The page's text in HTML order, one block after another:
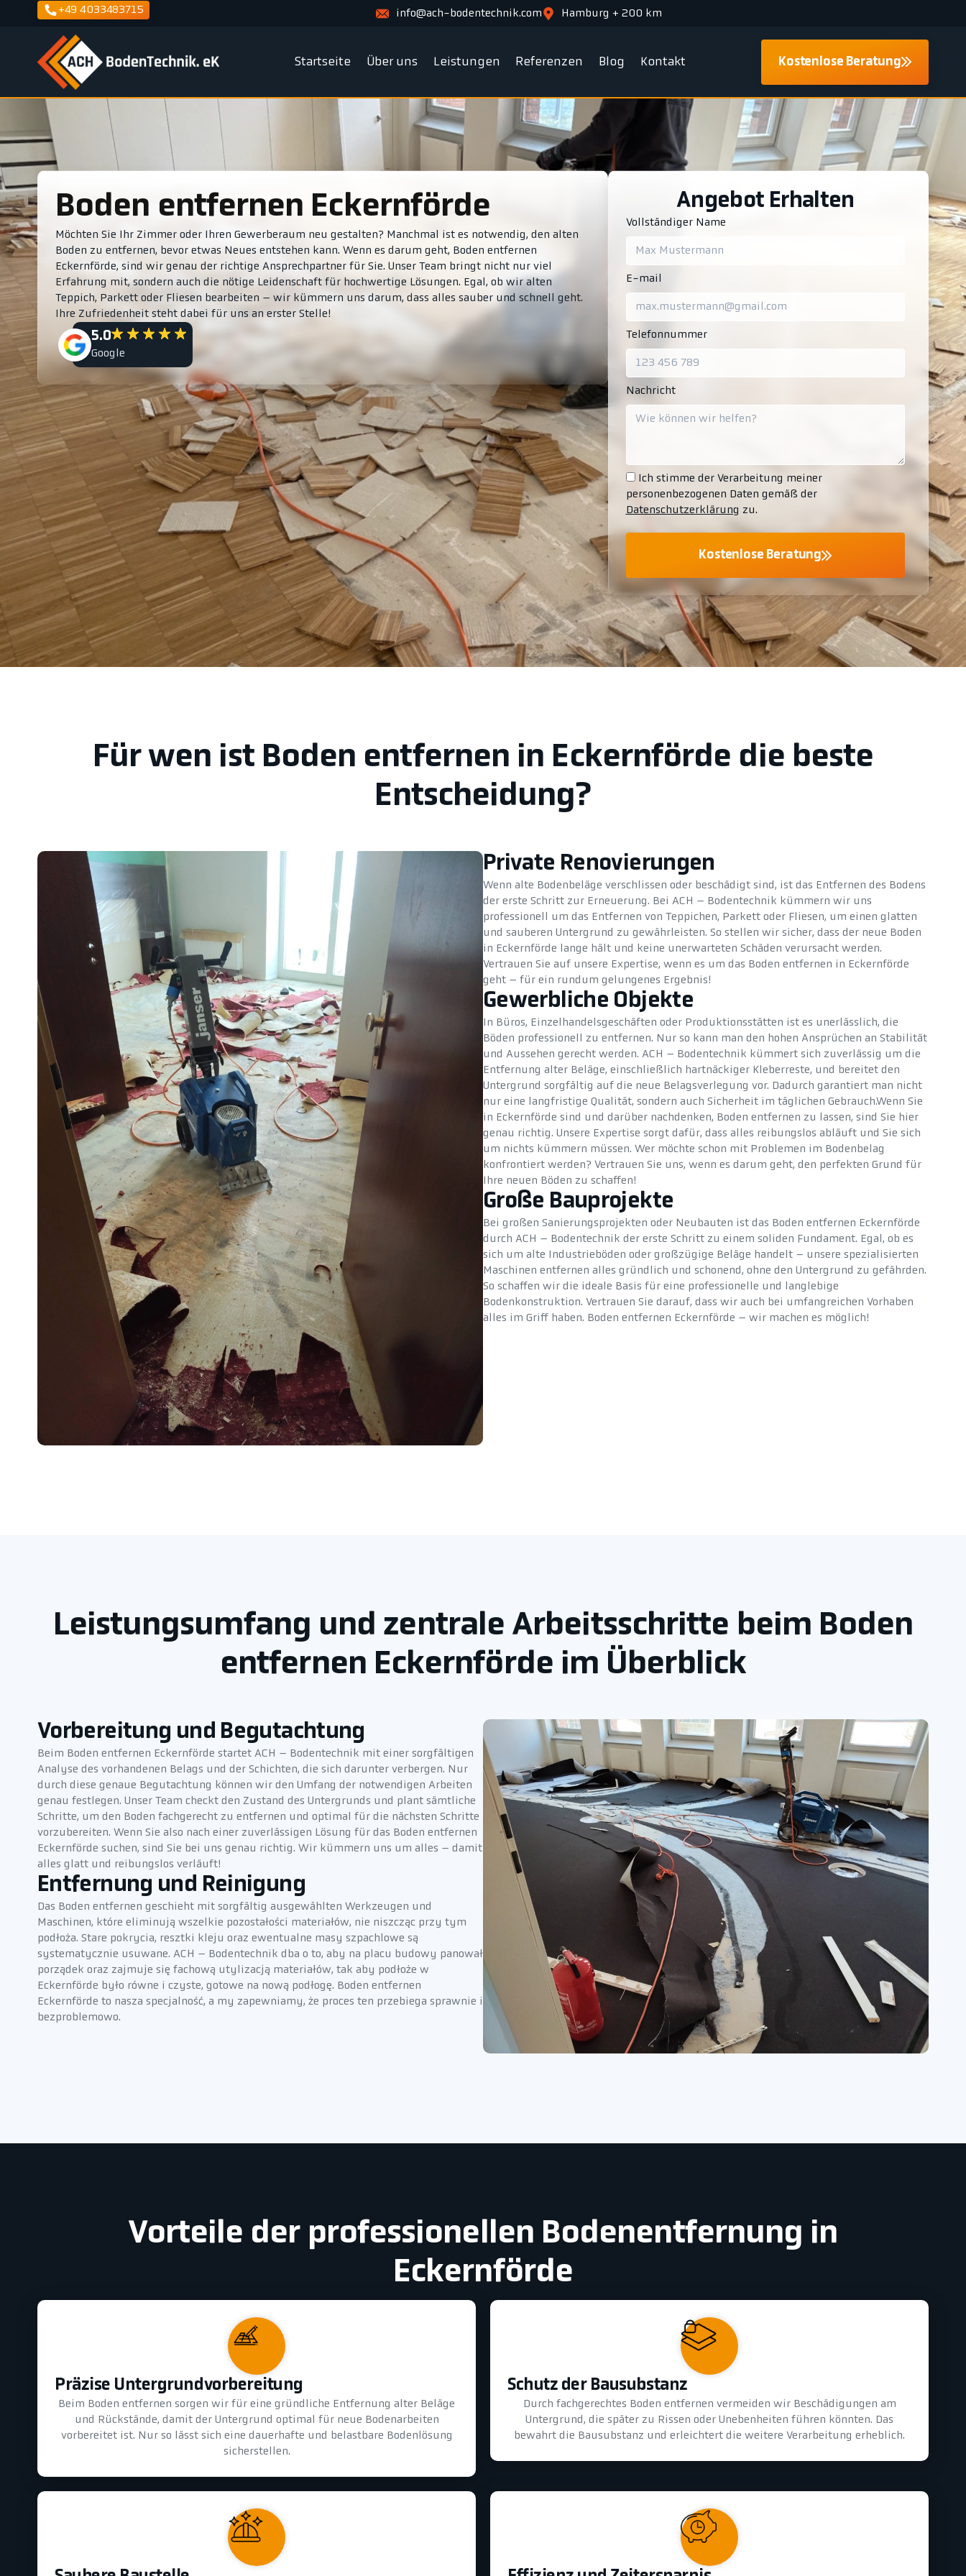
+49 4033483715 info@ach-bodentechnik.com Hamburg + 200 km
Startseite Über uns Leistungen Referenzen Blog Kontakt Kostenlose Beratung
Boden entfernen Eckernförde
Möchten Sie Ihr Zimmer oder Ihren Gewerberaum neu gestalten? Manchmal ist es notwendig, den alten
Boden zu entfernen, bevor etwas Neues entstehen kann. Wenn es darum geht, Boden entfernen
Eckernförde, sind wir genau der richtige Ansprechpartner für Sie. Unser Team bringt nicht nur viel
Erfahrung mit, sondern auch die nötige Leidenschaft für hochwertige Lösungen. Egal, ob wir alten
Teppich, Parkett oder Fliesen bearbeiten – wir kümmern uns darum, dass alles sauber und schnell geht.
Ihre Zufriedenheit steht dabei für uns an erster Stelle!
5.0
Google
Angebot Erhalten
Vollständiger Name
E-mail
Telefonnummer
Nachricht
Ich stimme der Verarbeitung meiner
personenbezogenen Daten gemäß der
Datenschutzerklärung zu.
Kostenlose Beratung
Für wen ist Boden entfernen in Eckernförde die beste
Entscheidung?
Private Renovierungen
Wenn alte Bodenbeläge verschlissen oder beschädigt sind, ist das Entfernen des Bodens
der erste Schritt zur Erneuerung. Bei ACH – Bodentechnik kümmern wir uns
professionell um das Entfernen von Teppichen, Parkett oder Fliesen, um einen glatten
und sauberen Untergrund zu gewährleisten. So stellen wir sicher, dass der neue Boden
in Eckernförde lange hält und keine unerwarteten Schäden verursacht werden.
Vertrauen Sie auf unsere Expertise, wenn es um das Boden entfernen in Eckernförde
geht – für ein rundum gelungenes Ergebnis!
Gewerbliche Objekte
In Büros, Einzelhandelsgeschäften oder Produktionsstätten ist es unerlässlich, die
Böden professionell zu entfernen. Nur so kann man den hohen Ansprüchen an Stabilität
und Aussehen gerecht werden. ACH – Bodentechnik kümmert sich zuverlässig um die
Entfernung alter Beläge, einschließlich hartnäckiger Kleberreste, und bereitet den
Untergrund sorgfältig auf die neue Belagsverlegung vor. Dadurch garantiert man nicht
nur eine langfristige Qualität, sondern auch Sicherheit im täglichen Gebrauch.Wenn Sie
in Eckernförde sind und darüber nachdenken, Boden entfernen zu lassen, sind Sie hier
genau richtig. Unsere Expertise sorgt dafür, dass alles reibungslos abläuft und Sie sich
um nichts kümmern müssen. Wer möchte schon mit Problemen im Bodenbelag
konfrontiert werden? Vertrauen Sie uns, wenn es darum geht, den perfekten Grund für
Ihre neuen Böden zu schaffen!
Große Bauprojekte
Bei großen Sanierungsprojekten oder Neubauten ist das Boden entfernen Eckernförde
durch ACH – Bodentechnik der erste Schritt zu einem soliden Fundament. Egal, ob es
sich um alte Industrieböden oder großzügige Beläge handelt – unsere spezialisierten
Maschinen entfernen alles gründlich und schonend, ohne den Untergrund zu gefährden.
So schaffen wir die ideale Basis für eine professionelle und langlebige
Bodenkonstruktion. Vertrauen Sie darauf, dass wir auch bei umfangreichen Vorhaben
alles im Griff haben. Boden entfernen Eckernförde – wir machen es möglich!
Leistungsumfang und zentrale Arbeitsschritte beim Boden
entfernen Eckernförde im Überblick
Vorbereitung und Begutachtung
Beim Boden entfernen Eckernförde startet ACH – Bodentechnik mit einer sorgfältigen
Analyse des vorhandenen Belags und der Schichten, die sich darunter verbergen. Nur
durch diese genaue Begutachtung können wir den Umfang der notwendigen Arbeiten
genau festlegen. Unser Team checkt den Zustand des Untergrunds und plant sämtliche
Schritte, um den Boden fachgerecht zu entfernen und optimal für die nächsten Schritte
vorzubereiten. Wenn Sie also nach einer zuverlässigen Lösung für das Boden entfernen
Eckernförde suchen, sind Sie bei uns genau richtig. Wir kümmern uns um alles – damit
alles glatt und reibungslos verläuft!
Entfernung und Reinigung
Das Boden entfernen geschieht mit sorgfältig ausgewählten Werkzeugen und
Maschinen, które eliminują wszelkie pozostałości materiałów, nie niszcząc przy tym
podłoża. Stare pokrycia, resztki kleju oraz ewentualne masy szpachlowe są
systematycznie usuwane. ACH – Bodentechnik dba o to, aby na placu budowy panował
porządek oraz zajmuje się fachową utylizacją materiałów, tak aby podłoże w
Eckernförde było równe i czyste, gotowe na nową podłogę. Boden entfernen
Eckernförde to nasza specjalność, a my zapewniamy, że proces ten przebiega sprawnie i
bezproblemowo.
Vorteile der professionellen Bodenentfernung in
Eckernförde
Präzise Untergrundvorbereitung
Beim Boden entfernen sorgen wir für eine gründliche Entfernung alter Beläge
und Rückstände, damit der Untergrund optimal für neue Bodenarbeiten
vorbereitet ist. Nur so lässt sich eine dauerhafte und belastbare Bodenlösung
sicherstellen.
Schutz der Bausubstanz
Durch fachgerechtes Boden entfernen vermeiden wir Beschädigungen am
Untergrund, die später zu Rissen oder Unebenheiten führen könnten. Das
bewahrt die Bausubstanz und erleichtert die weitere Verarbeitung erheblich.